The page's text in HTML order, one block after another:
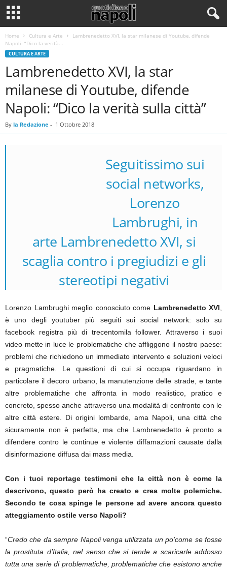
Home Cultura e Arte
Lambrenedetto XVI, la star milanese di Youtube, difende
Napoli: “Dico la verità...
CULTURA E ARTE
Lambrenedetto XVI, la star
milanese di Youtube, difende
Napoli: “Dico la verità sulla città”
By la Redazione - 1 Ottobre 2018
Seguitissimo sui
social networks,
Lorenzo
Lambrughi, in
arte Lambrenedetto XVI, si
scaglia contro i pregiudizi e gli
stereotipi negativi
Lorenzo Lambrughi meglio conosciuto come Lambrenedetto XVI
è uno degli youtuber più seguiti sui social network: solo su
facebook registra più di trecentomila follower. Attraverso i suoi
video mette in luce le problematiche che affliggono il nostro paese:
problemi che richiedono un immediato intervento e soluzioni veloci
e pragmatiche. Le questioni di cui si occupa riguardano in
particolare il decoro urbano, la manutenzione delle strade, e tante
altre problematiche che affronta in modo realistico, pratico e
concreto, spesso anche attraverso una modalità di confronto con le
altre città estere. Di origini lombarde, ama Napoli, una città che
sicuramente non è perfetta, ma che Lambrenedetto è pronto a
difendere contro le continue e violente diffamazioni causate dalla
disinformazione diffusa dai mass media.
Con i tuoi reportage testimoni che la città non è come la
descrivono, questo però ha creato e crea molte polemiche.
Secondo te cosa spinge le persone ad avere ancora questo
atteggiamento ostile verso Napoli?
“Credo che da sempre Napoli venga utilizzata un po’come se fosse
la prostituta d’Italia, nel senso che si tende a scaricarle addosso
tutta una serie di problematiche, problematiche che esistono anche